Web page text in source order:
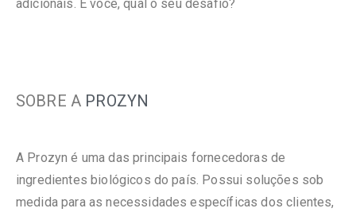
adicionais. E você, qual o seu desafio?
SOBRE A PROZYN
A Prozyn é uma das principais fornecedoras de
ingredientes biológicos do país. Possui soluções sob
medida para as necessidades específicas dos clientes,